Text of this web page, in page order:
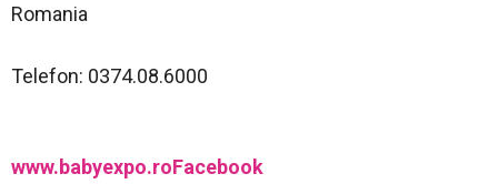
Romania
Telefon: 0374.08.6000
www.babyexpo.roFacebook